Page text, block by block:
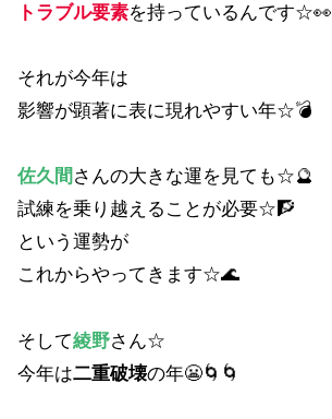
トラブル要素を持っているんです☆👀
それが今年は
影響が顕著に表に現れやすい年☆💣
佐久間 さんの大きな運を見ても☆🔮
試練を乗り越えることが必要☆🧗
という運勢が
これからやってきます☆🌊
そして綾野さん☆
今年は二重破壊の年😬🌀🌀